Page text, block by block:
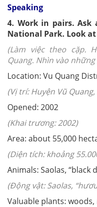
Speaking
4. Work in pairs. Ask
National Park. Look
(Làm việc theo cặp.
Quang. Nhìn vào
Location: Vu Quang
(Vị trí: Huyện Vũ
Opened: 2002
(Khai trương: 2002)
Area: about 55,000
(Diện tích: khoảng
Animals: Saolas, “black
(Động vật: Saolas,
Valuable plants: